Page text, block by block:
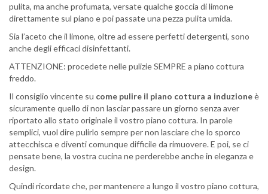
pulita, ma anche profumata, versate qualche goccia di limone
direttamente sul piano e poi passate una pezza pulita umida.
Sia l’aceto che il limone, oltre ad essere perfetti detergenti, sono
anche degli efficaci disinfettanti.
ATTENZIONE: procedete nelle pulizie SEMPRE a piano cottura
freddo.
Il consiglio vincente su come pulire il piano cottura a induzioneè
sicuramente quello di non lasciar passare un giorno senza aver
riportato allo stato originale il vostro piano cottura. In parole
semplici, vuol dire pulirlo sempre per non lasciare che lo sporco
attecchisca e diventi comunque difficile da rimuovere. E poi, se ci
pensate bene, la vostra cucina ne perderebbe anche in eleganza e
design.
Quindi ricordate che, per mantenere a lungo il vostro piano cottura,